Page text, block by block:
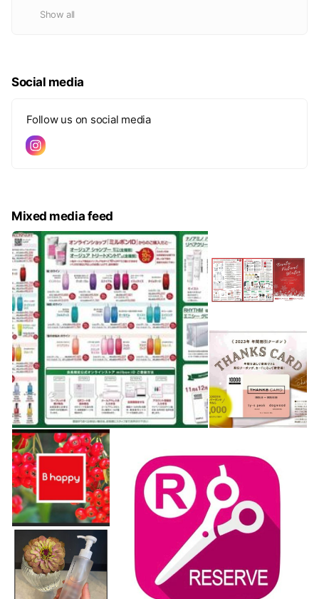
Show all
Social media
Follow us on social media
Mixed media feed